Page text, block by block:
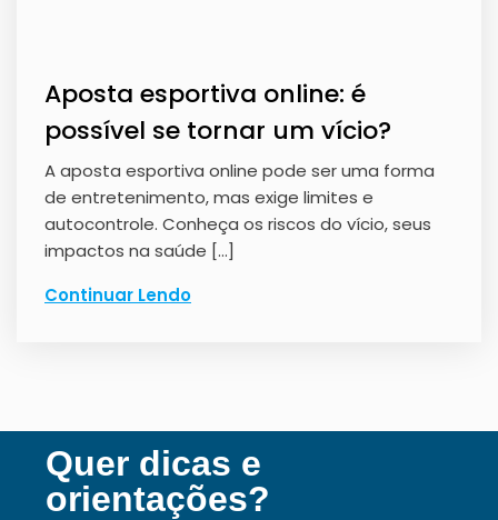
Aposta esportiva online: é
possível se tornar um vício?
A aposta esportiva online pode ser uma forma
de entretenimento, mas exige limites e
autocontrole. Conheça os riscos do vício, seus
impactos na saúde […]
Continuar Lendo
Quer dicas e
orientações?